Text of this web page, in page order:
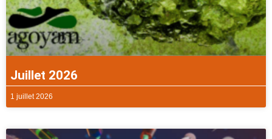
Juillet 2026
1 juillet 2026